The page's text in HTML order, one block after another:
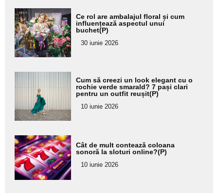
Adaugă
aici textul
pentru
subtitlu
Ce rol are ambalajul floral și cum
influențează aspectul unui
buchet(P)
30 iunie 2026
Adaugă
aici textul
pentru
subtitlu
Cum să creezi un look elegant cu o
rochie verde smarald? 7 pași clari
pentru un outfit reușit(P)
10 iunie 2026
Adaugă
aici textul
pentru
subtitlu
Cât de mult contează coloana
sonoră la sloturi online?(P)
10 iunie 2026